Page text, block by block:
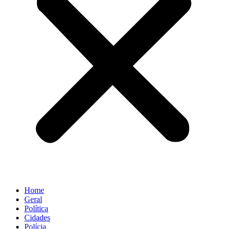
Home
Geral
Política
Cidades
Polícia